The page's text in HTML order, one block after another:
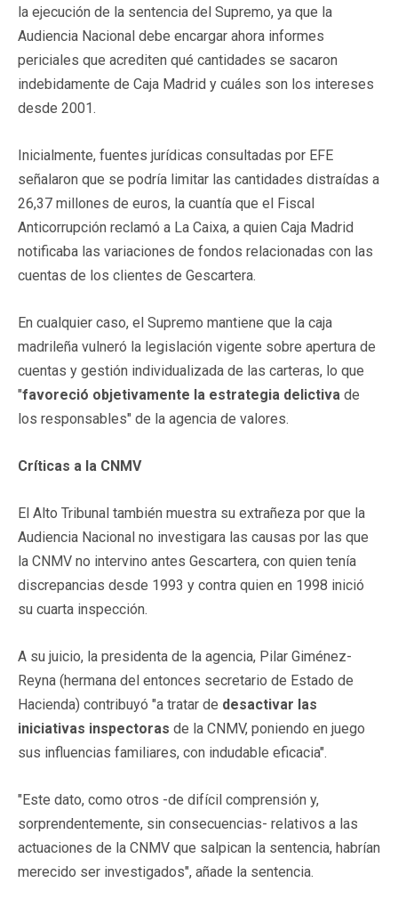
la ejecución de la sentencia del Supremo, ya que la
Audiencia Nacional debe encargar ahora informes
periciales que acrediten qué cantidades se sacaron
indebidamente de Caja Madrid y cuáles son los intereses
desde 2001.
Inicialmente, fuentes jurídicas consultadas por EFE
señalaron que se podría limitar las cantidades distraídas a
26,37 millones de euros, la cuantía que el Fiscal
Anticorrupción reclamó a La Caixa, a quien Caja Madrid
notificaba las variaciones de fondos relacionadas con las
cuentas de los clientes de Gescartera.
En cualquier caso, el Supremo mantiene que la caja
madrileña vulneró la legislación vigente sobre apertura de
cuentas y gestión individualizada de las carteras, lo que
"favoreció objetivamente la estrategia delictiva de
los responsables" de la agencia de valores.
Críticas a la CNMV
El Alto Tribunal también muestra su extrañeza por que la
Audiencia Nacional no investigara las causas por las que
la CNMV no intervino antes Gescartera, con quien tenía
discrepancias desde 1993 y contra quien en 1998 inició
su cuarta inspección.
A su juicio, la presidenta de la agencia, Pilar Giménez-
Reyna (hermana del entonces secretario de Estado de
Hacienda) contribuyó "a tratar de desactivar las
iniciativas inspectoras de la CNMV, poniendo en juego
sus influencias familiares, con indudable eficacia".
"Este dato, como otros -de difícil comprensión y,
sorprendentemente, sin consecuencias- relativos a las
actuaciones de la CNMV que salpican la sentencia, habrían
merecido ser investigados", añade la sentencia.